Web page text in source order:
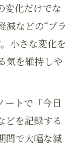
変化だけでな
減などの“プラ
小さな変化を
気を維持しや
ートで「今日
どを記録する
間で大幅な減